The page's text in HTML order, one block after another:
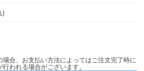
)
合、お支払い方法によってはご注文完了時に
行われる場合がございます。